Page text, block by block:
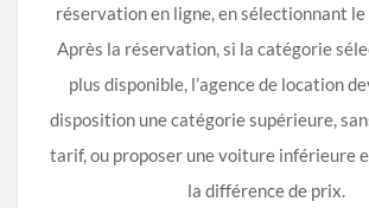
réservation en ligne, en sélectionnant le
Après la réservation, ‎si la catégorie
plus disponible, l’agence de location
disposition une catégorie supérieure,
tarif, ou proposer une voiture inférieure
la différence de prix.